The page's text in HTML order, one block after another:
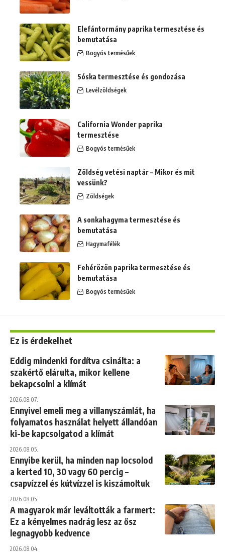
Elefántormány paprika termesztése és
bemutatása
Bogyós termésűek
Sóska termesztése és gondozása
Levélzöldségek
California Wonder paprika
termesztése
Bogyós termésűek
Zöldség vetési naptár – Mikor és mit
vessünk?
Zöldségek
A sonkahagyma termesztése és
bemutatása
Hagymafélék
Fehérözön paprika termesztése és
bemutatása
Bogyós termésűek
Ez is érdekelhet
Eddig mindenki fordítva csinálta: a
szakértő elárulta, mikor kellene
bekapcsolni a klímát
2026.08.07.
Ennyivel emeli meg a villanyszámlát, ha
folyamatos használat helyett állandóan
ki-be kapcsolgatod a klímát
2026.08.05.
Ennyibe kerül, ha minden nap locsolod
a kerted 10, 30 vagy 60 percig –
csapvízzel és kútvízzel is kiszámoltuk
2026.08.05.
A magyarok már leváltották a farmert:
Ez a kényelmes nadrág lesz az ősz
legnagyobb kedvence
2026.08.04.